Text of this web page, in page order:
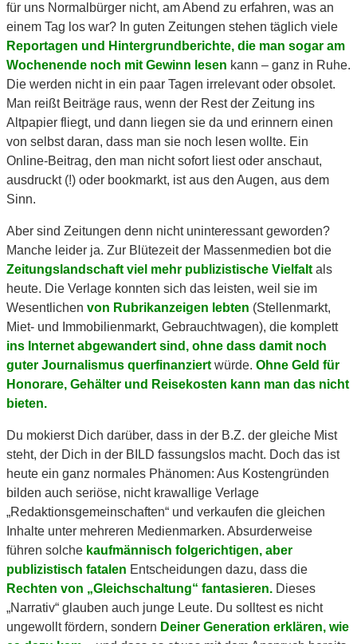
für uns Normalbürger nicht, am Abend zu erfahren, was an
einem Tag los war? In guten Zeitungen stehen täglich viele
Reportagen und Hintergrundberichte, die man sogar am
Wochenende noch mit Gewinn lesen kann – ganz in Ruhe.
Die werden nicht in ein paar Tagen irrelevant oder obsolet.
Man reißt Beiträge raus, wenn der Rest der Zeitung ins
Altpapier fliegt, und dann liegen sie da und erinnern einen
von selbst daran, dass man sie noch lesen wollte. Ein
Online-Beitrag, den man nicht sofort liest oder anschaut,
ausdruckt (!) oder bookmarkt, ist aus den Augen, aus dem
Sinn.
Aber sind Zeitungen denn nicht uninteressant geworden?
Manche leider ja. Zur Blütezeit der Massenmedien bot die
Zeitungslandschaft viel mehr publizistische Vielfalt als
heute. Die Verlage konnten sich das leisten, weil sie im
Wesentlichen von Rubrikanzeigen lebten (Stellenmarkt,
Miet- und Immobilienmarkt, Gebrauchtwagen), die komplett
ins Internet abgewandert sind, ohne dass damit noch
guter Journalismus querfinanziert würde. Ohne Geld für
Honorare, Gehälter und Reisekosten kann man das nicht
bieten.
Du mokierst Dich darüber, dass in der B.Z. der gleiche Mist
steht, der Dich in der BILD fassungslos macht. Doch das ist
heute ein ganz normales Phänomen: Aus Kostengründen
bilden auch seriöse, nicht krawallige Verlage
„Redaktionsgemeinschaften“ und verkaufen die gleichen
Inhalte unter mehreren Medienmarken. Absurderweise
führen solche kaufmännisch folgerichtigen, aber
publizistisch fatalen Entscheidungen dazu, dass die
Rechten von „Gleichschaltung“ fantasieren. Dieses
„Narrativ“ glauben auch junge Leute. Du solltest es nicht
ungewollt fördern, sondern Deiner Generation erklären, wie